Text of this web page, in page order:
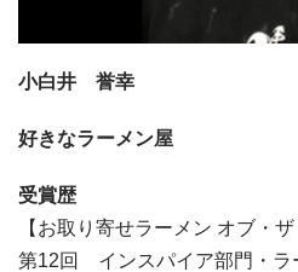
小白井 誉幸
好きなラーメン屋
受賞歴
【お取り寄せラーメン オブ・ザ
第12回 インスパイア部門・ラ